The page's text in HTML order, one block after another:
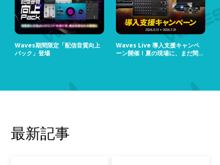
Waves期間限定「配信音質向上
パック」登場
Waves Live 導入支援キャンペ
ーン開催！夏の現場に、まだ間に
最新記事